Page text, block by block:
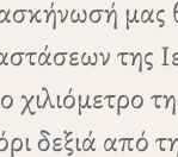
μας
της
χιλιόμετρο
δεξιά από